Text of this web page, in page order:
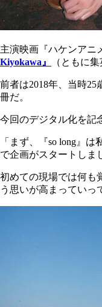
主演映画『ハケンアニ
Kiyokawa』
（ともに
前者は2018年、当時
冊だ。
今回のデジタル化を記
「まず、『so long』
で企画がスタートしま
初めての現場では何も
う思いが高まっていっ